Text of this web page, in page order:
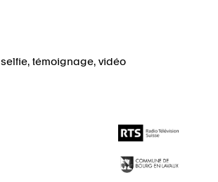
selfie témoignage vidéo